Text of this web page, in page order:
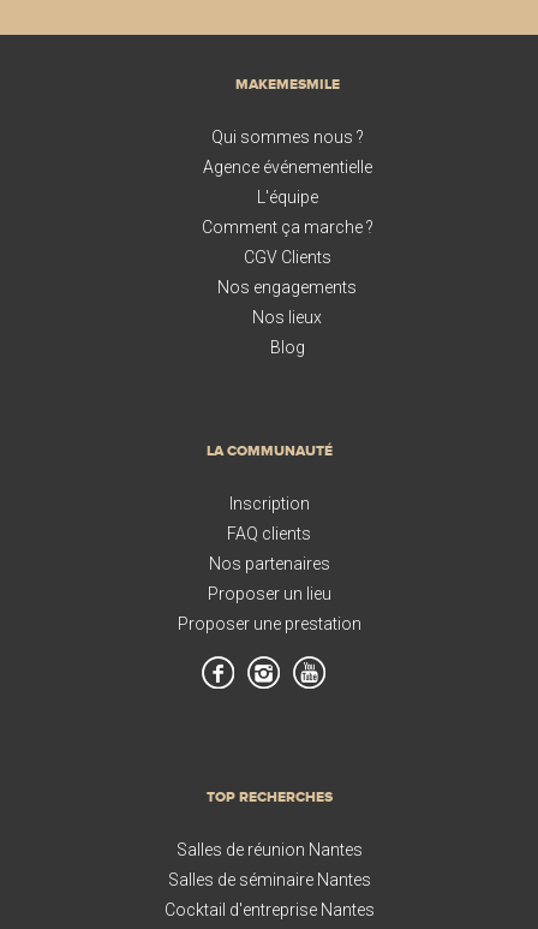
MAKEMESMILE
Qui sommes nous ?
Agence événementielle
L'équipe
Comment ça marche ?
CGV Clients
Nos engagements
Nos lieux
Blog
LA COMMUNAUTÉ
Inscription
FAQ clients
Nos partenaires
Proposer un lieu
Proposer une prestation
TOP RECHERCHES
Salles de réunion Nantes
Salles de séminaire Nantes
Cocktail d'entreprise Nantes